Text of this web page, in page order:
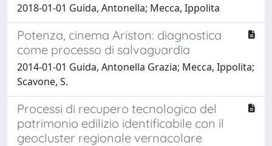
2018-01-01 Guida, Antonella; Mecca, Ippolita
Potenza, cinema Ariston: diagnostica
come processo di salvaguardia
2014-01-01 Guida, Antonella Grazia; Mecca, Ippolita;
Scavone, S.
Processi di recupero tecnologico del
patrimonio edilizio identificabile con il
geocluster regionale vernacolare